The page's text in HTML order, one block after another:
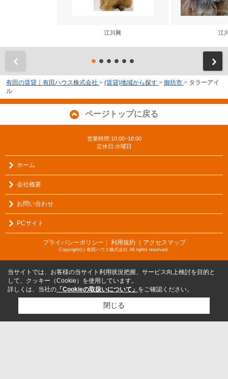
江川興 江
有田の賃貸｜有田ハウス株式会社 > (賃貸)地域から探す > 御坊市 > タラーアイ
ル
ページトップに戻る
営業時間:10:00~18:00
定休日:水曜日
ホーム
会社概要
お問い合わせ
PCサイト
プライバシーポリシー 利用規約 ｜アクセスマップ
Copyright(c) 有田ハウス株式会社 All rights reserved.
当サイトでは、お客様の当サイト利用状況把握、サービス向上検討を目的と
して、クッキー（Cookie）を使用しています。
詳しくは、当社の 「Cookieの取扱いについて」 をご確認ください。
閉じる